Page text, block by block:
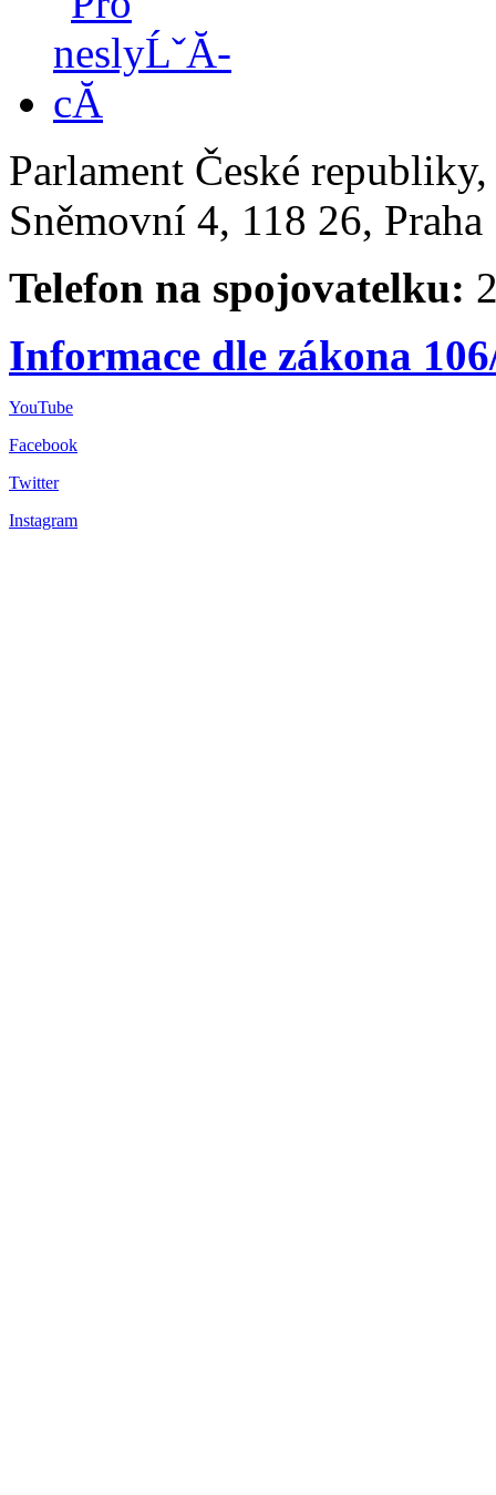
Parlament České
Sněmovní 4, 118 26,
Telefon na spojovatelku:
Informace dle zákona
YouTube
Facebook
Twitter
Instagram